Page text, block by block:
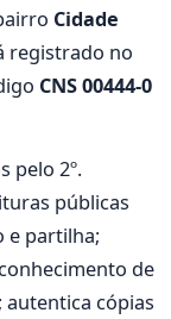
Cidade
registrado no
CNS 00444-0
pelo 2º.
públicas
e partilha;
de
cópias